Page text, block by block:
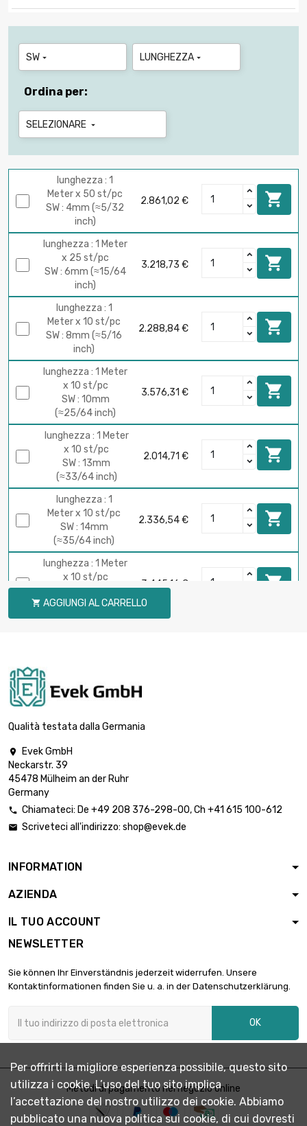
SW  LUNGHEZZA 
Ordina per:
SELEZIONARE 
lunghezza : 1
Meter x 50 st/pc
SW : 4mm (≈5/32
inch)
2.861,02 € 
lunghezza : 1 Meter
x 25 st/pc
SW : 6mm (≈15/64
inch)
3.218,73 € 
lunghezza : 1
Meter x 10 st/pc
SW : 8mm (≈5/16
inch)
2.288,84 € 
lunghezza : 1 Meter
x 10 st/pc
SW : 10mm
(≈25/64 inch)
3.576,31 € 
lunghezza : 1 Meter
x 10 st/pc
SW : 13mm
(≈33/64 inch)
2.014,71 € 
lunghezza : 1
Meter x 10 st/pc
SW : 14mm
(≈35/64 inch)
2.336,54 € 
lunghezza : 1 Meter
x 10 st/pc
SW : 17mm
(≈43/64 inch)
3.445,16 € 
lunghezza : 1
(≈55/64 inch)
lunghezza : 1
Meter x 5 st/pc
SW : 24mm
x 2 st/pc
inch)
(≈1.1811 inch)
lunghezza : 1
SW : 32mm
(≈1.2598 inch)
2.441,46 €
Meter x 2 st/pc
lunghezza : 1
Meter
SW : 41mm (≈1.61
inch)
2.003,97 €
 AGGIUNGI AL CARRELLO
Qualità testata dalla Germania

Evek GmbH
Neckarstr. 39
45478 Mülheim an der Ruhr
Germany
 Chiamateci: De +49 208 376-298-00, Ch +41 615 100-612
 Scriveteci all'indirizzo: shop@evek.de
INFORMATION
AZIENDA
IL TUO ACCOUNT
NEWSLETTER
Sie können Ihr Einverständnis jederzeit widerrufen. Unsere
Kontaktinformationen finden Sie u. a. in der Datenschutzerklärung.
OK
Metodi di pagamento nel negozio online
Per offrirti la migliore esperienza possibile, questo sito
utilizza i cookie. L’uso del tuo sito implica
l’accettazione del nostro utilizzo dei cookie. Abbiamo
pubblicato una nuova politica sui cookie, di cui dovresti